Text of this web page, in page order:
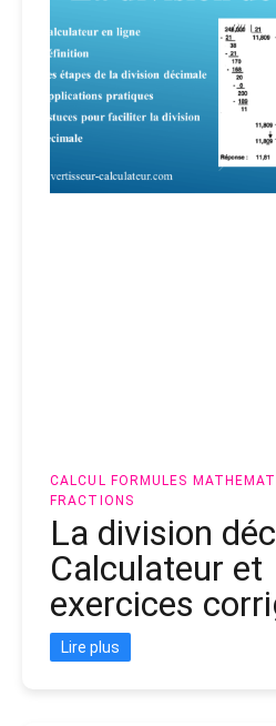
CALCUL FORMULES
FRACTIONS
La division
Calculateur et
exercices
Lire plus